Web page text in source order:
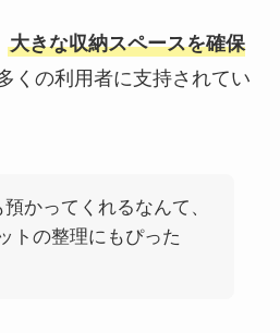
大きな収納スペースを確保
くの利用者に支持されてい
預かってくれるなんて、
トの整理にもぴった